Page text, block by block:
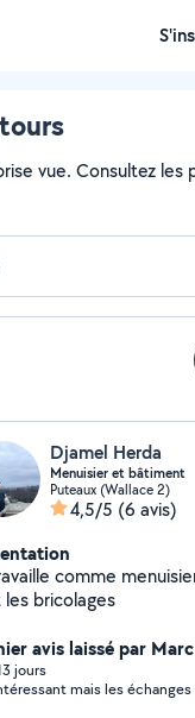
vue. Consultez
Djamel Herda
Menuisier et bâtiment
Puteaux (Wallace 2)
4,5/5 (6 avis)
comme menuisier, peintre , la
bricolages
avis laissé par
jours
mais les